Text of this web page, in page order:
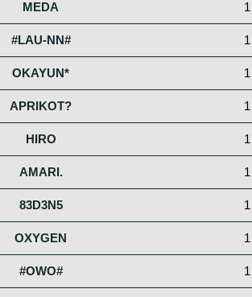
MEDA 1
#LAU-NN# 1
OKAYUN* 1
APRIKOT? 1
HIRO 1
AMARI. 1
83D3N5 1
OXYGEN 1
#OWO# 1